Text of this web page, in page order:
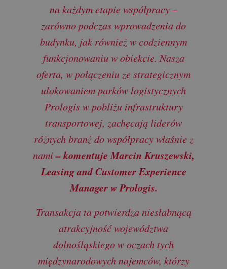
na każdym etapie współpracy –
zarówno podczas wprowadzenia do
budynku, jak również w codziennym
funkcjonowaniu w obiekcie. Nasza
oferta, w połączeniu ze strategicznym
ulokowaniem parków logistycznych
Prologis w pobliżu infrastruktury
transportowej, zachęcają liderów
różnych branż do współpracy właśnie z
nami– komentuje Marcin Kruszewski,
Leasing and Customer Experience
Manager w Prologis.
Transakcja ta potwierdza niesłabnącą
atrakcyjność województwa
dolnośląskiego w oczach tych
międzynarodowych najemców, którzy